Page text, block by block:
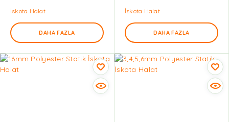
İskota Halat
DAHA FAZLA
İskota Halat
DAHA FAZLA